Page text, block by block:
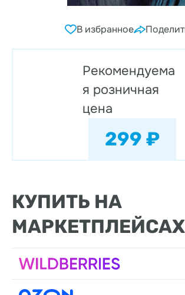
В избранное
Рекомендуема
я розничная
цена
299 ₽
КУПИТЬ НА
МАРКЕТПЛЕЙСАХ